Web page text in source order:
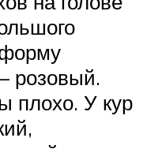
розовый.
плохо. У кур